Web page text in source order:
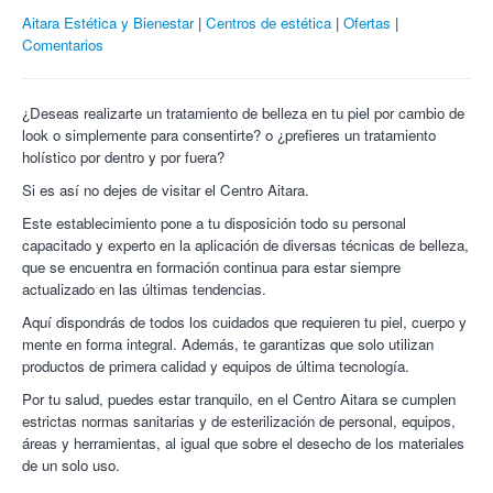
Toque suave:
Un facilitador certificado toca sin presión 32
facilitar la relajación profunda y el cambio en las ondas
cerebrales.
Para qué sirve
Reducción del estrés: Disminuye la ansiedad, la depresión
leve y la carga mental acumulada.
Claridad y descanso: Ayuda a calmar los pensamientos
repetitivos y mejora la calidad del sueño.
Bienestar general:
Promueve una profunda relajación física
Estética Aitara.
En Estética Aitara te ofrecen los servicios
tradicionales de siempre junto con los más modernos y
novedosos, ya que dispone de la tecnología más actual. Es un
centro con amplia experiencia en el sector de la belleza
femenina, cuenta con grandes profesionales que están a tu
disposición para aconsejarte y recomendarte lo que más se
ajusta a tu perfil y a tu naturaleza, y todo ello siempre con el
tratamiento
26/04/2023
23/03/2023
Fernando E.10/10Muy gozoso el masaje y el trato de la
profesional, muy cercano y agradable.
11/06/2017
Maite A.10/10Me atendieron estupendamente y me relajé
mucho. Ella es muy simpática y tiene unas manos estupendas.
14/06/2016
como para acabar. Además, se realiza todo lo que aparece en la
oferta, posibilitando realizarl a oferta completa en un mismo día o
dividirla en dos días diferentes.
13/06/2016
Luisa M.8/10q posiblemente continúe con el tratamiento.
01/06/2016
Aitara Estética y Bienestar Centros de estética Ofertas
Comentarios
¿Deseas realizarte un tratamiento de belleza en tu piel por cambio de
look o simplemente para consentirte? o ¿prefieres un tratamiento
holístico por dentro y por fuera?
Si es así no dejes de visitar el Centro Aitara.
Este establecimiento pone a tu disposición todo su personal
capacitado y experto en la aplicación de diversas técnicas de belleza,
que se encuentra en formación continua para estar siempre
actualizado en las últimas tendencias.
Aquí dispondrás de todos los cuidados que requieren tu piel, cuerpo y
mente en forma integral. Además, te garantizas que solo utilizan
productos de primera calidad y equipos de última tecnología.
Por tu salud, puedes estar tranquilo, en el Centro Aitara se cumplen
estrictas normas sanitarias y de esterilización de personal, equipos,
áreas y herramientas, al igual que sobre el desecho de los materiales
de un solo uso.